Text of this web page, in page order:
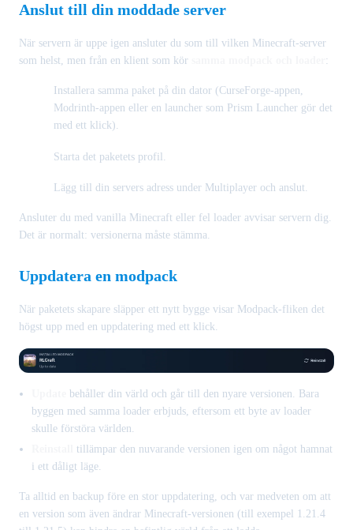
Anslut till din moddade server
När servern är uppe igen ansluter du som till vilken Minecraft-server
som helst, men från en klient som kör
:
Installera samma paket på din dator (CurseForge-appen,
Modrinth-appen eller en launcher som Prism Launcher gör det
med ett klick).
Starta det paketets profil.
Lägg till din servers adress under Multiplayer och anslut.
Ansluter du med vanilla Minecraft eller fel loader avvisar servern dig.
Det är normalt: versionerna måste stämma.
Uppdatera en modpack
När paketets skapare släpper ett nytt bygge visar Modpack-fliken det
högst upp med en uppdatering med ett klick.
behåller din värld och går till den nyare versionen. Bara
byggen med samma loader erbjuds, eftersom ett byte av loader
skulle förstöra världen.
tillämpar den nuvarande versionen igen om något hamnat
i ett dåligt läge.
Ta alltid en backup före en stor uppdatering, och var medveten om att
en version som även ändrar Minecraft-versionen (till exempel 1.21.4